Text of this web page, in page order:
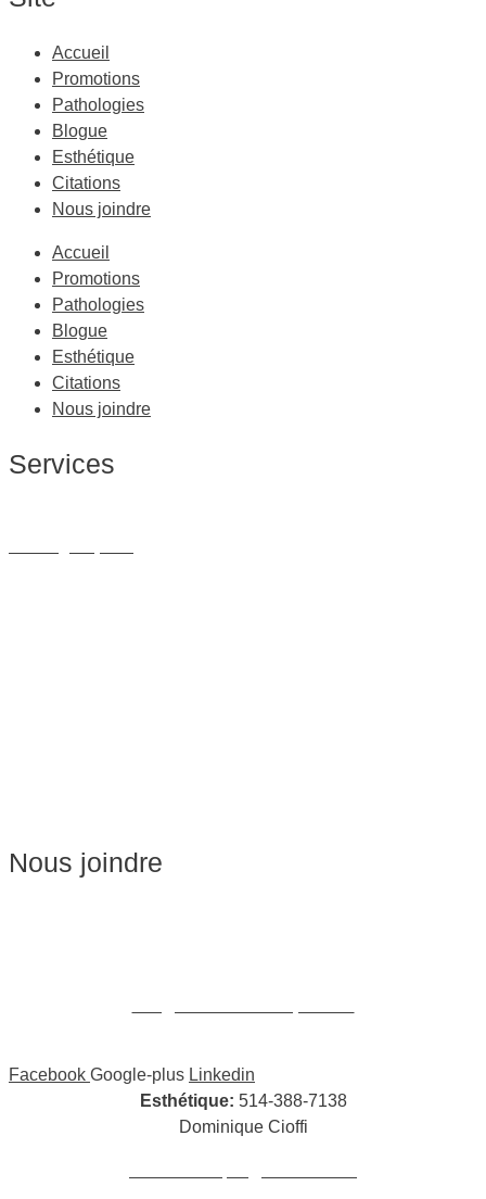
Accueil
Promotions
Pathologies
Blogue
Esthétique
Citations
Nous joindre
Accueil
Promotions
Pathologies
Blogue
Esthétique
Citations
Nous joindre
Services
Nous joindre
Facebook Google-plus Linkedin
Esthétique: 514-388-7138
Dominique Cioffi